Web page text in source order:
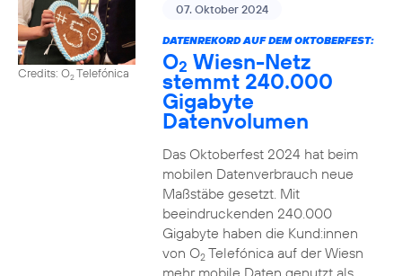
Credits: O2Telefónica
07. Oktober 2024
DATENREKORD AUF DEM OKTOBERFEST:
O2 Wiesn-Netz
stemmt 240.000
Gigabyte
Datenvolumen
Das Oktoberfest 2024 hat beim
mobilen Datenverbrauch neue
Maßstäbe gesetzt. Mit
beeindruckenden 240.000
Gigabyte haben die Kund:innen
von O2Telefónica auf der Wiesn
mehr mobile Daten genutzt als